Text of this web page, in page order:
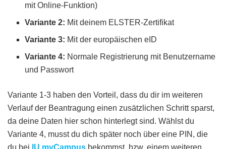
mit Online-Funktion)
Variante 2: Mit deinem ELSTER-Zertifikat
Variante 3: Mit der europäischen eID
Variante 4: Normale Registrierung mit Benutzername
und Passwort
Variante 1-3 haben den Vorteil, dass du dir im weiteren
Verlauf der Beantragung einen zusätzlichen Schritt sparst,
da deine Daten hier schon hinterlegt sind. Wählst du
Variante 4, musst du dich später noch über eine PIN, die
du bei IU myCampus bekommst, bzw. einem weiteren